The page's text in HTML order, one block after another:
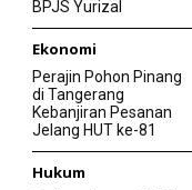
BPJS Yurizal
Ekonomi
Perajin Pohon Pinang
di Tangerang
Kebanjiran Pesanan
Jelang HUT ke-81
Hukum